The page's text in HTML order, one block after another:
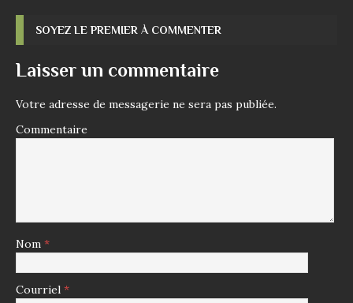
SOYEZ LE PREMIER À COMMENTER
Laisser un commentaire
Votre adresse de messagerie ne sera pas publiée.
Commentaire
Nom *
Courriel *